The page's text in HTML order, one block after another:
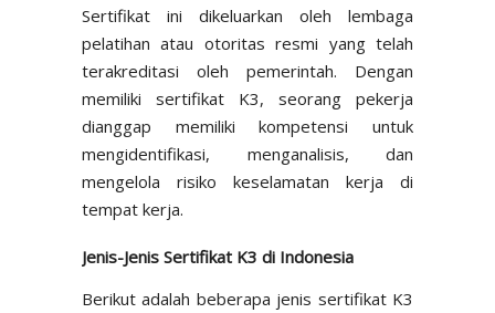
Sertifikat ini dikeluarkan oleh lembaga
pelatihan atau otoritas resmi yang telah
terakreditasi oleh pemerintah. Dengan
memiliki sertifikat K3, seorang pekerja
dianggap memiliki kompetensi untuk
mengidentifikasi, menganalisis, dan
mengelola risiko keselamatan kerja di
tempat kerja.
Jenis-Jenis Sertifikat K3 di Indonesia
Berikut adalah beberapa jenis sertifikat K3